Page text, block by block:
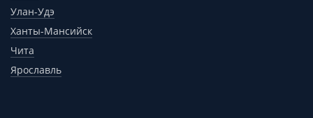
Улан-Удэ
Ханты-Мансийск
Чита
Ярославль